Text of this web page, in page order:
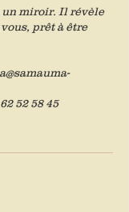
un miroir. Il révèle
prêt à être
52 58 45